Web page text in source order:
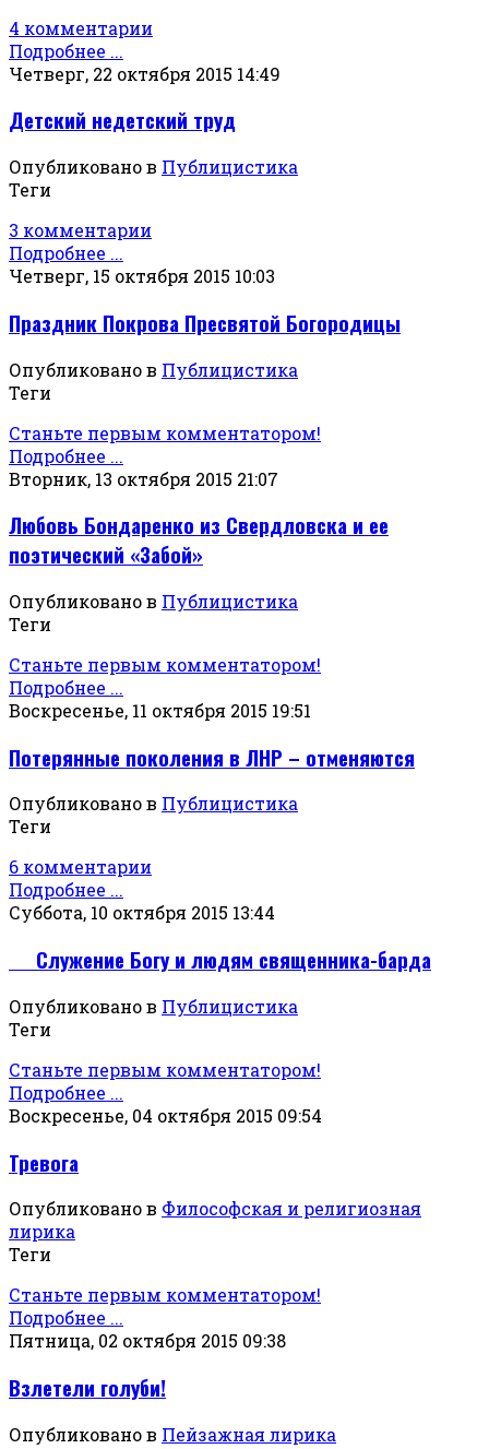
4 комментарии
Подробнее ...
Четверг, 22 октября 2015 14:49
Детский недетский труд
Опубликовано в Публицистика
Теги
3 комментарии
Подробнее ...
Четверг, 15 октября 2015 10:03
Праздник Покрова Пресвятой Богородицы
Опубликовано в Публицистика
Теги
Станьте первым комментатором!
Подробнее ...
Вторник, 13 октября 2015 21:07
Любовь Бондаренко из Свердловска и ее
поэтический «Забой»
Опубликовано в Публицистика
Теги
Станьте первым комментатором!
Подробнее ...
Воскресенье, 11 октября 2015 19:51
Потерянные поколения в ЛНР – отменяются
Опубликовано в Публицистика
Теги
6 комментарии
Подробнее ...
Суббота, 10 октября 2015 13:44
Служение Богу и людям священника-барда
Опубликовано в Публицистика
Теги
Станьте первым комментатором!
Подробнее ...
Воскресенье, 04 октября 2015 09:54
Тревога
Опубликовано в Философская и религиозная
лирика
Теги
Станьте первым комментатором!
Подробнее ...
Пятница, 02 октября 2015 09:38
Взлетели голуби!
Опубликовано в Пейзажная лирика